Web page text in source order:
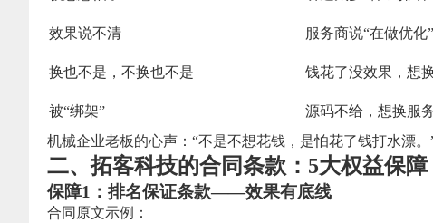
效果说不清 服务商说“在做优
换也不是，不换也不是 钱花了没效果，想
被“绑架”
源码不给，想换服
机械企业老板的心声：“不是不想花钱，是怕花了钱打水漂。
二、拓客科技的合同条款：5大权益保障
保障1：排名保证条款——效果有底线
合同原文示例：